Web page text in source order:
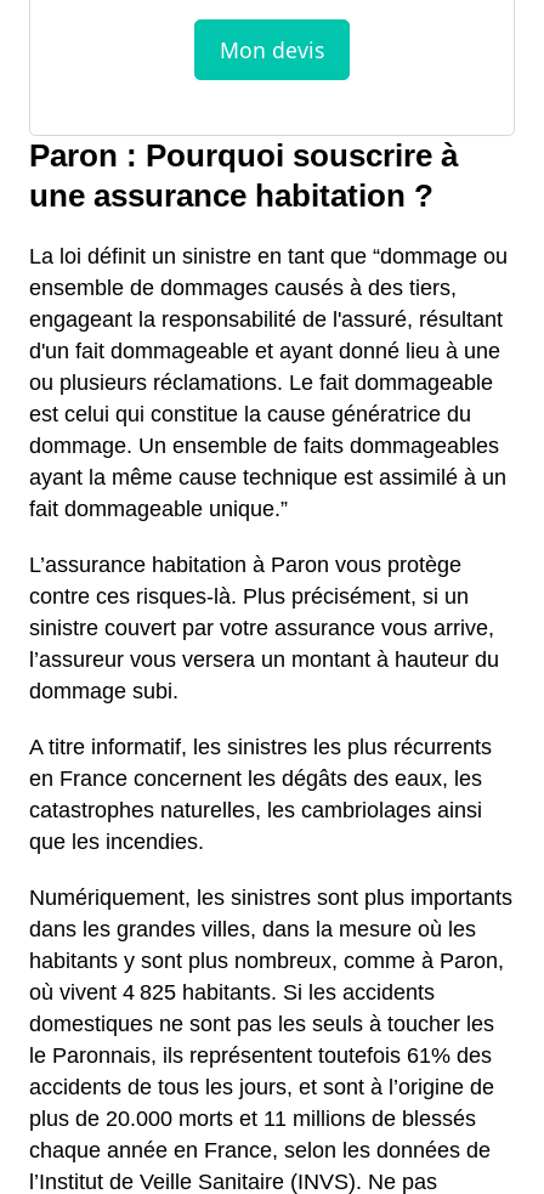
Paron : Pourquoi souscrire à
une assurance habitation ?
La loi définit un sinistre en tant que “dommage ou
ensemble de dommages causés à des tiers,
engageant la responsabilité de l'assuré, résultant
d'un fait dommageable et ayant donné lieu à une
ou plusieurs réclamations. Le fait dommageable
est celui qui constitue la cause génératrice du
dommage. Un ensemble de faits dommageables
ayant la même cause technique est assimilé à un
fait dommageable unique.”
L’assurance habitation à Paron vous protège
contre ces risques-là. Plus précisément, si un
sinistre couvert par votre assurance vous arrive,
l’assureur vous versera un montant à hauteur du
dommage subi.
A titre informatif, les sinistres les plus récurrents
en France concernent les dégâts des eaux, les
catastrophes naturelles, les cambriolages ainsi
que les incendies.
Numériquement, les sinistres sont plus importants
dans les grandes villes, dans la mesure où les
habitants y sont plus nombreux, comme à Paron,
où vivent 4 825 habitants. Si les accidents
domestiques ne sont pas les seuls à toucher les
le Paronnais, ils représentent toutefois 61% des
accidents de tous les jours, et sont à l’origine de
plus de 20.000 morts et 11 millions de blessés
chaque année en France, selon les données de
l’Institut de Veille Sanitaire (INVS). Ne pas